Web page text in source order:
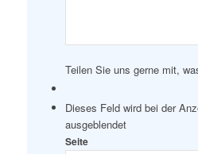
Teilen Sie uns gerne mit,
Dieses Feld wird bei der
ausgeblendet
Seite